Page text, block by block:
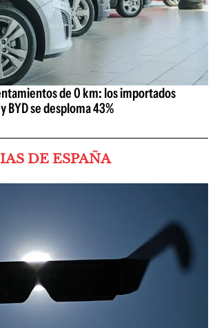
de 0 km: los importados
BYD se desploma 43%
DE ESPAÑA